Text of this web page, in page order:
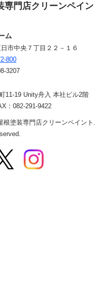
専門店クリーンペイン
ム
市中央７丁目２２－１６
800
3207
11-19 Unity舟入 本社ビル2階
：082-291-9422
塗装専門店クリーンペイント.